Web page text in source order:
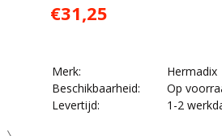
€31,25
Merk:
Hermadix
Beschikbaarheid:
Op
Levertijd:
1-2